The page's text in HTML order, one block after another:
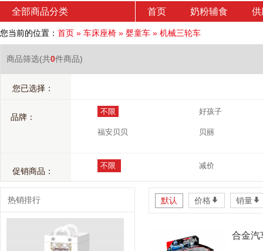
全部商品分类 首页 奶粉辅食 供
您当前的位置： 首页 » 车床座椅 » 婴童车 » 机械三轮车
商品筛选(共0件商品)
您已选择：
品牌：
不限 好孩子
福安贝贝 贝丽
促销商品：
不限 减价
默认 价格 * 销量*
合金汽
热销排行